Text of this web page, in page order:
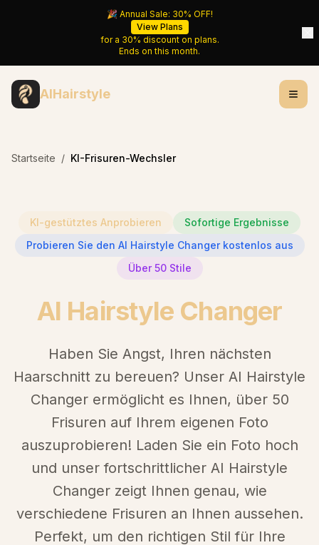
🎉 Annual Sale: 30% OFF!
View Plans
for a 30% discount on plans.
Ends onthis month.
AIHairstyle
Startseite / KI-Frisuren-Wechsler
KI-gestütztes Anprobieren
Sofortige Ergebnisse
Probieren Sie den AI Hairstyle Changer kostenlos aus
Über 50 Stile
AI Hairstyle Changer
Haben Sie Angst, Ihren nächsten
Haarschnitt zu bereuen? Unser AI Hairstyle
Changer ermöglicht es Ihnen, über 50
Frisuren auf Ihrem eigenen Foto
auszuprobieren! Laden Sie ein Foto hoch
und unser fortschrittlicher AI Hairstyle
Changer zeigt Ihnen genau, wie
verschiedene Frisuren an Ihnen aussehen.
Perfekt, um den richtigen Stil für Ihre